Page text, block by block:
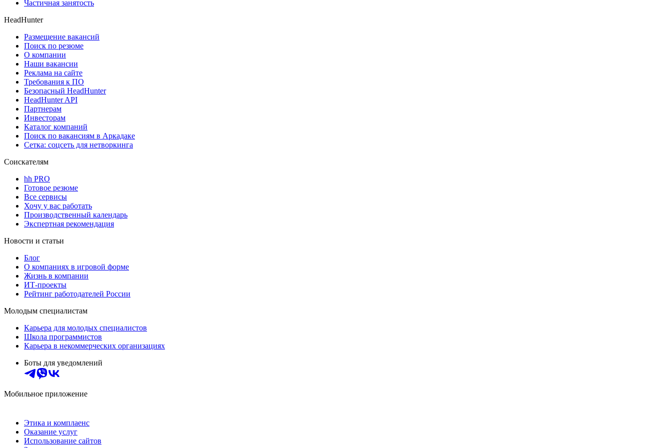
Частичная занятость
HeadHunter
Размещение вакансий
Поиск по резюме
О компании
Наши вакансии
Реклама на сайте
Требования к ПО
Безопасный HeadHunter
HeadHunter API
Партнерам
Инвесторам
Каталог компаний
Поиск по вакансиям в Аркадаке
Сетка: соцсеть для нетворкинга
Соискателям
hh PRO
Готовое резюме
Все сервисы
Хочу у вас работать
Производственный календарь
Экспертная рекомендация
Новости и статьи
Блог
О компаниях в игровой форме
Жизнь в компании
ИТ-проекты
Рейтинг работодателей России
Молодым специалистам
Карьера для молодых специалистов
Школа программистов
Карьера в некоммерческих организациях
Боты для уведомлений
Мобильное приложение
Этика и комплаенс
Оказание услуг
Использование сайтов